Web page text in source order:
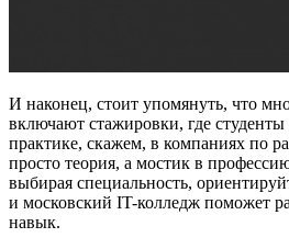
И наконец, стоит упомянуть, что
включают стажировки, где
практике, скажем, в компаниях по
просто теория, а мостик в
выбирая специальность,
и московский IT-колледж поможет
навык.